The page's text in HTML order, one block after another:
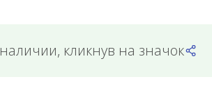
кликнув на значок